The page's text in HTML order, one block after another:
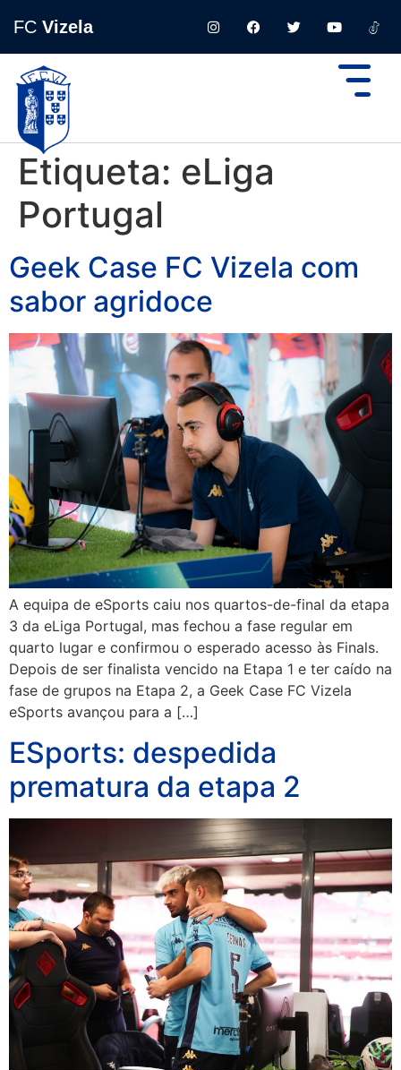
FC Vizela
Etiqueta: eLiga
Portugal
Geek Case FC Vizela com
sabor agridoce
A equipa de eSports caiu nos quartos-de-final da etapa
3 da eLiga Portugal, mas fechou a fase regular em
quarto lugar e confirmou o esperado acesso às Finals.
Depois de ser finalista vencido na Etapa 1 e ter caído na
fase de grupos na Etapa 2, a Geek Case FC Vizela
eSports avançou para a […]
ESports: despedida
prematura da etapa 2